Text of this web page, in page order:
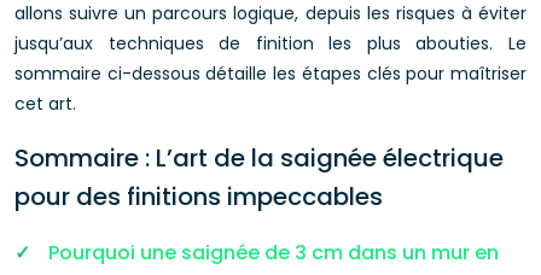
allons suivre un parcours logique, depuis les risques à éviter
jusqu’aux techniques de finition les plus abouties. Le
sommaire ci-dessous détaille les étapes clés pour maîtriser
cet art.
Sommaire : L’art de la saignée électrique
pour des finitions impeccables
Pourquoi une saignée de 3 cm dans un mur en